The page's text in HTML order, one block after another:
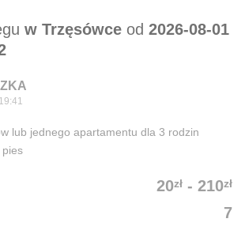
w Trzęsówce od 2026-08-01
lub jednego apartamentu dla 3 rodzin
pies
20zł - 210zł
7